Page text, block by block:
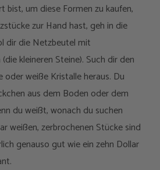
bist, um diese Formen zu kaufen,
zur Hand hast, geh in die
dir die Netzbeutel mit
kleineren Steine). Such dir den
oder weiße Kristalle heraus. Du
aus dem Boden oder dem
du weißt, wonach du suchen
weißen, zerbrochenen Stücke sind
genauso gut wie ein zehn Dollar